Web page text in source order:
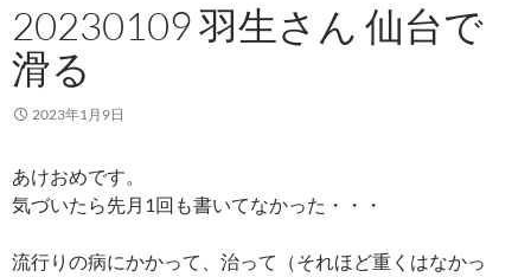
20230109 羽生さん 仙台で
滑る
2023年1月9日
あけおめです。
気づいたら先月1回も書いてなかった・・・
流行りの病にかかって、治って（それほど重くはなかっ